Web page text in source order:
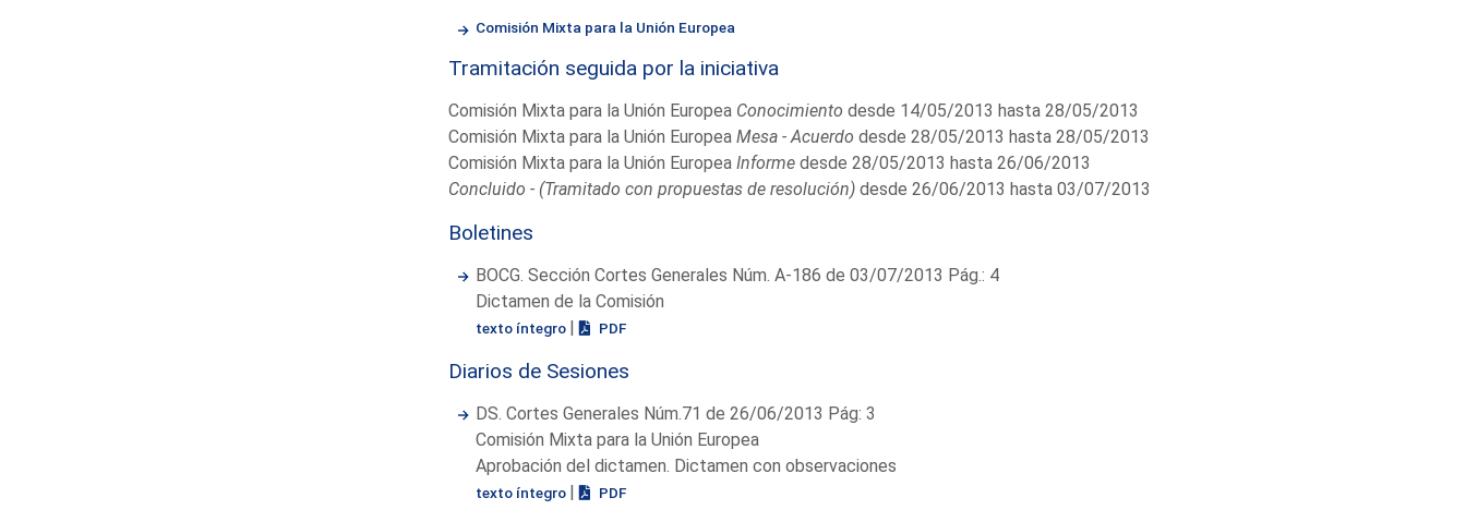
Comisión Mixta para la Unión Europea
Tramitación seguida por la iniciativa
Comisión Mixta para la Unión Europea Conocimiento desde 14/05/2013 hasta 28/05/2013
Comisión Mixta para la Unión Europea Mesa - Acuerdo desde 28/05/2013 hasta 28/05/2013
Comisión Mixta para la Unión Europea Informedesde 28/05/2013 hasta 26/06/2013
Concluido - (Tramitado con propuestas de resolución)desde 26/06/2013 hasta 03/07/2013
Boletines
BOCG. Sección Cortes Generales Núm. A-186 de 03/07/2013 Pág.: 4
Dictamen de la Comisión
texto íntegro | PDF
Diarios de Sesiones
DS. Cortes Generales Núm.71 de 26/06/2013 Pág: 3
Comisión Mixta para la Unión Europea
Aprobación del dictamen. Dictamen con observaciones
texto íntegro | PDF